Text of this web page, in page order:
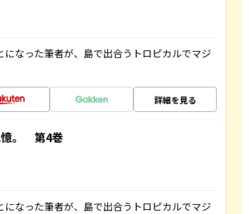
なった筆者が、島で出合うトロピカルでマジ
詳細を見る
憶。 第4巻
なった筆者が、島で出合うトロピカルでマジ